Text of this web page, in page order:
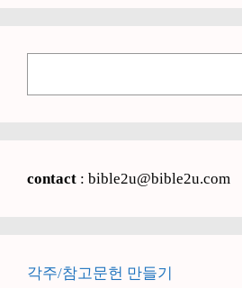
contact : bible2u@bible2u.com
각주/참고문헌 만들기